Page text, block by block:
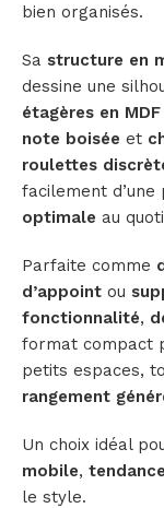
bien organisés.
Sa structure en
dessine une
étagères en
note boisée et
roulettes
facilement
optimale au
Parfaite comme
d’appoint ou
fonctionnalité,
format compact
petits espaces,
rangement
Un choix idéal
mobile, tendance
le style.